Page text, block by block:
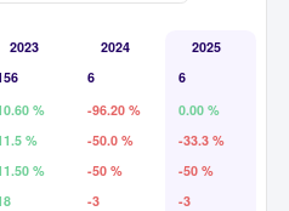
2023 2024
2025
6
6
% -96.20 %
0.00 %
% -50.0 %
-33.3 %
% -50 %
-50 %
-3 -3